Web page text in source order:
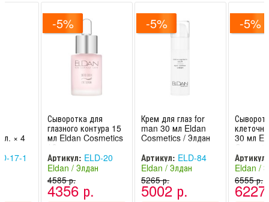
× 4
17-1
-5%
Сыворотка для
глазного контура 15
мл Eldan Cosmetics
/ Элдан
Артикул: ELD-20
Eldan / Элдан
(Швейцария -
Италия)
4585 р.
4356 р.
-5%
Крем для глаз for
man 30 мл Eldan
Cosmetics / Элдан
Артикул: ELD-84
Eldan / Элдан
(Швейцария -
Италия)
5265 р.
5002 р.
-5%
30 мл
Артикул:
Eldan /
Италия)
6555 р.